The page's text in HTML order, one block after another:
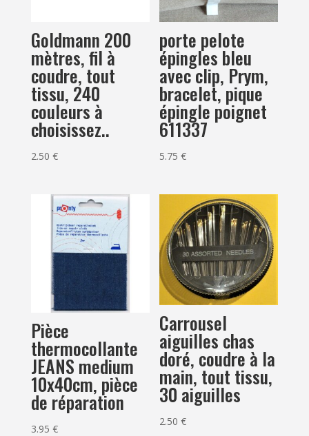
Goldmann 200
mètres, fil à
coudre, tout
tissu, 240
couleurs à
choisissez..
2.50 €
porte pelote
épingles bleu
avec clip, Prym,
bracelet, pique
épingle poignet
611337
5.75€
Pièce
thermocollante
JEANS medium
10x40cm, pièce
de réparation
3.95 €
Carrousel
aiguilles chas
doré, coudre à la
main, tout tissu,
30 aiguilles
2.50€